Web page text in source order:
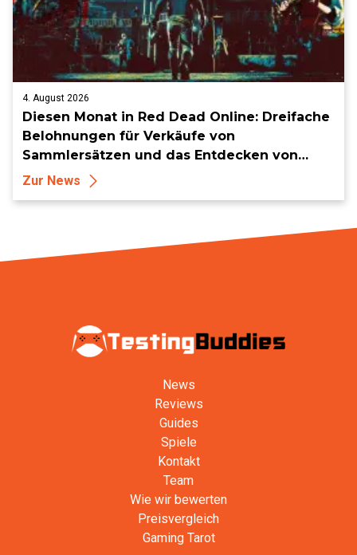
4. August 2026
Diesen Monat in Red Dead Online: Dreifache
Belohnungen für Verkäufe von
Sammlersätzen und das Entdecken von
Sammlerstücken, in Telegramm-Missionen
Zur News
News
Reviews
Guides
Spiele
Kontakt
Team
Wie wir bewerten
Preisvergleich
Gaming Tarot